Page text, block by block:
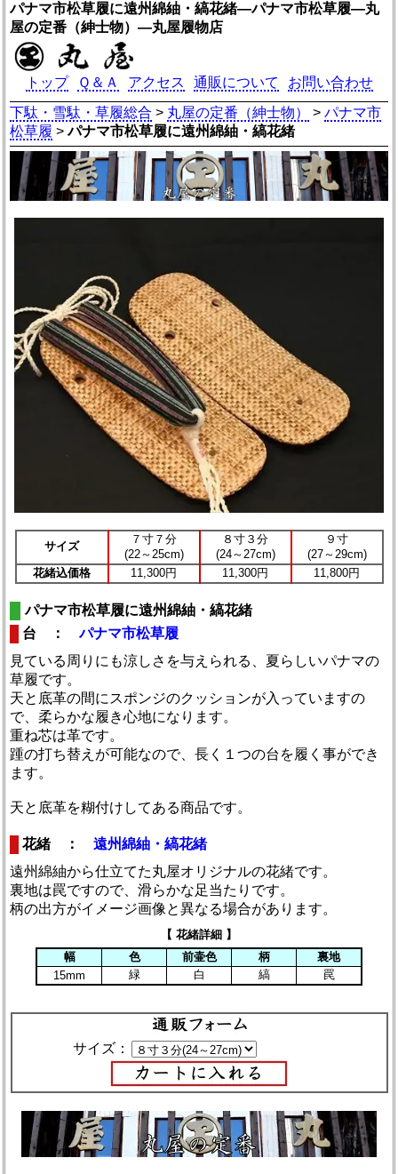
パナマ市松草履に遠州綿紬・縞花緒―パナマ市松草履―丸
屋の定番（紳士物）―丸屋履物店
トップ Ｑ＆Ａ アクセス 通販について
お問い合わせ
下駄・雪駄・草履総合 > 丸屋の定番（紳士物） >パナマ市
松草履 >パナマ市松草履に遠州綿紬・縞花緒
サイズ
７寸７分
(22～25cm)
８寸３分
(24～27cm)
９寸
(27～29cm)
花緒込価格
11,300円 11,300円 11,800円
パナマ市松草履に遠州綿紬・縞花緒
台 ：パナマ市松草履
見ている周りにも涼しさを与えられる、夏らしいパナマの
草履です。
天と底革の間にスポンジのクッションが入っていますの
で、柔らかな履き心地になります。
重ね芯は革です。
踵の打ち替えが可能なので、長く１つの台を履く事ができ
ます。
天と底革を糊付けしてある商品です。
花緒 ：遠州綿紬・縞花緒
遠州綿紬から仕立てた丸屋オリジナルの花緒です。
裏地は罠ですので、滑らかな足当たりです。
柄の出方がイメージ画像と異なる場合があります。
【 花緒詳細 】
幅
色 前壷色 柄
裏地
15mm
緑 白 縞 罠
サイズ：